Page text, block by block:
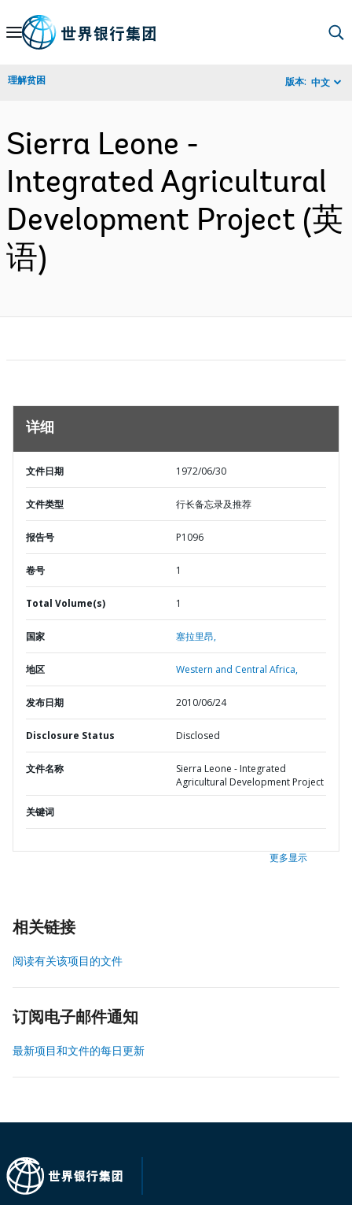
Skip
Navigation
理解贫困 版本: 中文
Sierra Leone -
Integrated Agricultural
Development Project (英
语)
详细
文件日期 1972/06/30
文件类型 行长备忘录及推荐
报告号 P1096
卷号 1
Total Volume(s) 1
国家 塞拉里昂,
地区 Western and Central Africa,
发布日期 2010/06/24
Disclosure Status Disclosed
文件名称
Sierra Leone - Integrated
Agricultural Development Project
关键词
更多显示
相关链接
阅读有关该项目的文件
订阅电子邮件通知
最新项目和文件的每日更新